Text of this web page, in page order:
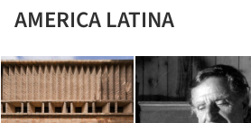
AMERICA LATINA